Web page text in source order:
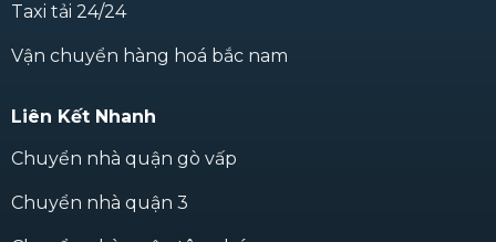
Taxi tải 24/24
Vận chuyển hàng hoá bắc nam
Liên Kết Nhanh
Chuyển nhà quận gò vấp
Chuyển nhà quận 3